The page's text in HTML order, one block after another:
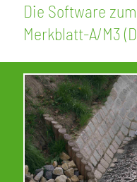
Die Software
Merkblatt-A/M3